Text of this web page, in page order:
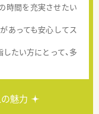
時間を充実させたい
あっても安心してス
たい方にとって、多
魅力